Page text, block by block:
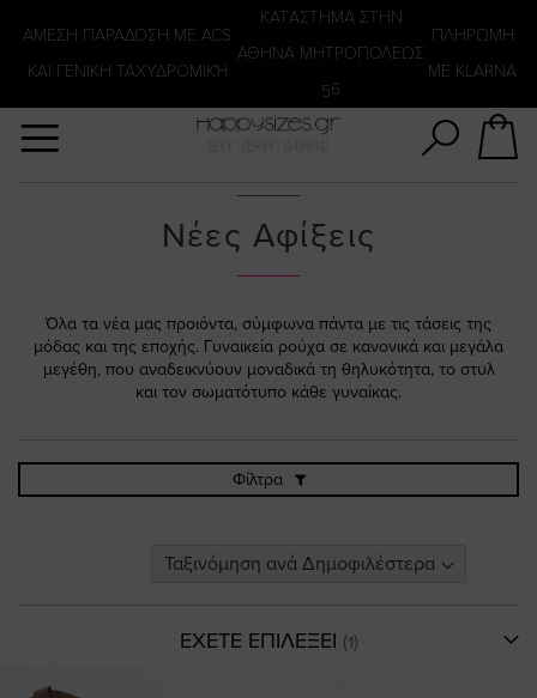
ΑΜΕΣΗ ΠΑΡΑΔΟΣΗ ΜΕ ACS
ΚΑΙ ΓΕΝΙΚΗ ΤΑΧΥΔΡΟΜΙΚΉ
KATΑΣΤΗΜΑ ΣΤΗΝ
ΑΘΗΝΑ ΜΗΤΡΟΠΟΛΕΩΣ
56
ΠΛΗΡΩΜΗ
ΜΕ KLARNA
Νέες Αφίξεις
Όλα τα νέα μας προιόντα, σύμφωνα πάντα με τις τάσεις της
μόδας και της εποχής. Γυναικεία ρούχα σε κανονικά και μεγάλα
μεγέθη, που αναδεικνύουν μοναδικά τη θηλυκότητα, το στυλ
και τον σωματότυπο κάθε γυναίκας.
Φίλτρα
ΕΧΕΤΕ ΕΠΙΛΕΞΕΙ
Αναζήτηση